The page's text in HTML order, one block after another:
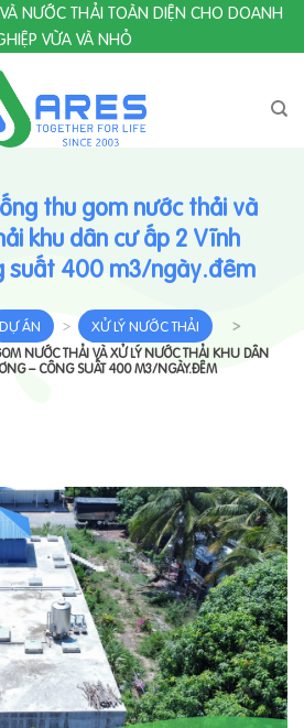
NƯỚC THẢI TOÀN DIỆN CHO DOANH
VỪA VÀ NHỎ
thu gom nước thải và
khu dân cư ấp 2 Vĩnh
suất 400 m3/ngày.đêm
DỰ ÁN > XỬ LÝ NƯỚC THẢI
>
NƯỚC THẢI VÀ XỬ LÝ NƯỚC THẢI KHU DÂN
– CÔNG SUẤT 400 M3/NGÀY.ĐÊM